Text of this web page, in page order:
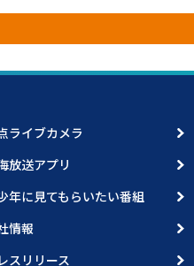
ライブカメラ
放送アプリ
年に見てもらいたい番組
情報
スリリース